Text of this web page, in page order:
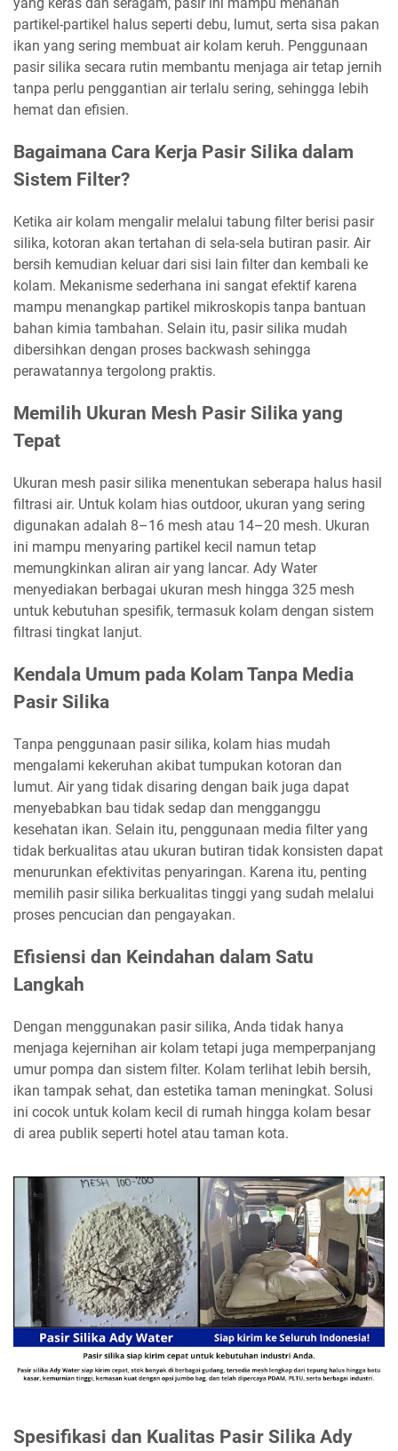
partikel-partikel halus seperti debu, lumut, serta sisa pakan
ikan yang sering membuat air kolam keruh. Penggunaan
pasir silika secara rutin membantu menjaga air tetap jernih
tanpa perlu penggantian air terlalu sering, sehingga lebih
hemat dan efisien.
Bagaimana Cara Kerja Pasir Silika dalam
Sistem Filter?
Ketika air kolam mengalir melalui tabung filter berisi pasir
silika, kotoran akan tertahan di sela-sela butiran pasir. Air
bersih kemudian keluar dari sisi lain filter dan kembali ke
kolam. Mekanisme sederhana ini sangat efektif karena
mampu menangkap partikel mikroskopis tanpa bantuan
bahan kimia tambahan. Selain itu, pasir silika mudah
dibersihkan dengan proses backwash sehingga
perawatannya tergolong praktis.
Memilih Ukuran Mesh Pasir Silika yang
Tepat
Ukuran mesh pasir silika menentukan seberapa halus hasil
filtrasi air. Untuk kolam hias outdoor, ukuran yang sering
digunakan adalah 8–16 mesh atau 14–20 mesh. Ukuran
ini mampu menyaring partikel kecil namun tetap
memungkinkan aliran air yang lancar. Ady Water
menyediakan berbagai ukuran mesh hingga 325 mesh
untuk kebutuhan spesifik, termasuk kolam dengan sistem
filtrasi tingkat lanjut.
Kendala Umum pada Kolam Tanpa Media
Pasir Silika
Tanpa penggunaan pasir silika, kolam hias mudah
mengalami kekeruhan akibat tumpukan kotoran dan
lumut. Air yang tidak disaring dengan baik juga dapat
menyebabkan bau tidak sedap dan mengganggu
kesehatan ikan. Selain itu, penggunaan media filter yang
tidak berkualitas atau ukuran butiran tidak konsisten dapat
menurunkan efektivitas penyaringan. Karena itu, penting
memilih pasir silika berkualitas tinggi yang sudah melalui
proses pencucian dan pengayakan.
Efisiensi dan Keindahan dalam Satu
Langkah
Dengan menggunakan pasir silika, Anda tidak hanya
menjaga kejernihan air kolam tetapi juga memperpanjang
umur pompa dan sistem filter. Kolam terlihat lebih bersih,
ikan tampak sehat, dan estetika taman meningkat. Solusi
ini cocok untuk kolam kecil di rumah hingga kolam besar
di area publik seperti hotel atau taman kota.
Spesifikasi dan Kualitas Pasir Silika Ady